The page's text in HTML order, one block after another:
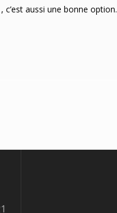
c’est aussi une bonne option.